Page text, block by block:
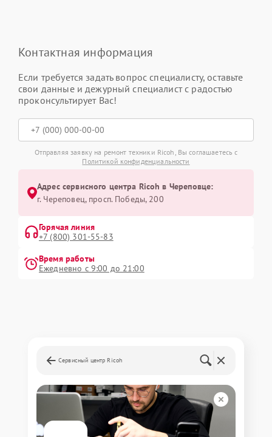
Контактная информация
Если требуется задать вопрос специалисту, оставьте
свои данные и дежурный специалист с радостью
проконсультирует Вас!
Отправляя заявку на ремонт техники Ricoh, Вы соглашаетесь с
Политикой конфиденциальности
Адрес сервисного центра Ricoh в Череповце:
г. Череповец, просп. Победы, 200
Горячая линия
+7 (800) 301-55-83
Время работы
Ежедневно с 9:00 до 21:00
Сервисный центр Ricoh